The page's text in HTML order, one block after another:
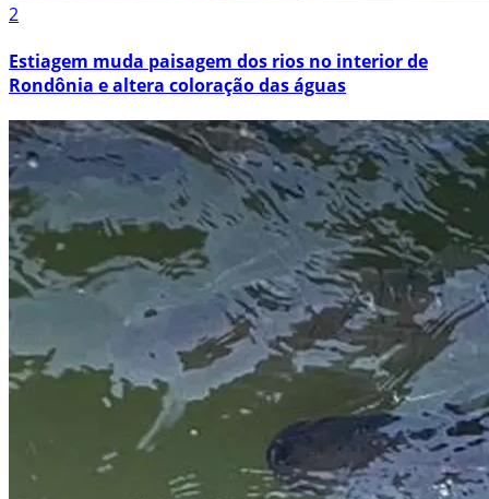
2
Estiagem muda paisagem dos rios no interior de
Rondônia e altera coloração das águas